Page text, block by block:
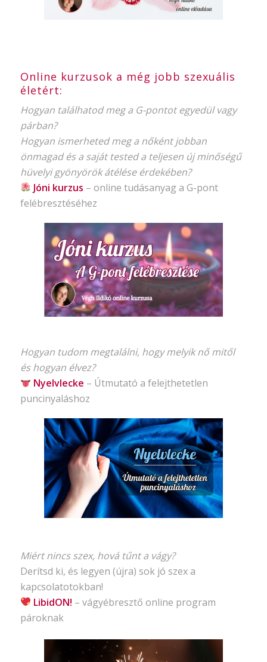
Online kurzusok a még jobb szexuális
életért:
Hogyan találhatod meg a G-pontot egyedül vagy
párban?
Hogyan ismerheted meg a nőként jobban
önmagad és a saját tested a teljesen új minőségű
hüvelyi gyönyörök átélése érdekében?
Jóni kurzus – online tudásanyag a G-pont
felébresztéséhez
Hogyan tudom megtalálni, hogy melyik nő mitől
és hogyan élvez?
Nyelvlecke – Útmutató a felejthetetlen
puncinyaláshoz
Miért nincs szex, hová tűnt a vágy?
Derítsd ki, és legyen (újra) sok jó szex a
kapcsolatotokban!
LibidON! – vágyébresztő online program
pároknak